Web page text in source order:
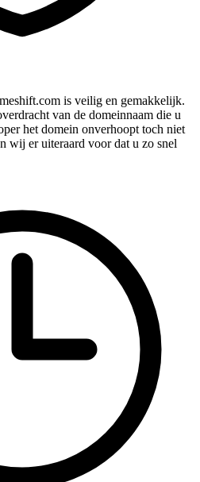
is veilig en gemakkelijk.
van de domeinnaam die u
het domein onverhoopt toch niet
wij er uiteraard voor dat u zo snel